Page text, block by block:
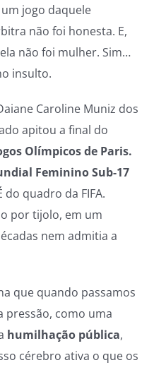
jogo daquele
não foi honesta. E,
não foi mulher. Sim…
insulto.
Caroline Muniz dos
apitou a final do
Olímpicos de Paris.
Feminino Sub-17
quadro da FIFA.
por tijolo, em um
nem admitia a
que quando passamos
pressão, como uma
humilhação pública,
cérebro ativa o que os